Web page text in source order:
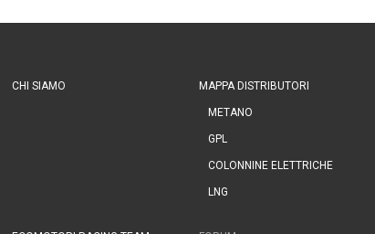
CHI SIAMO MAPPA DISTRIBUTORI
METANO
GPL
COLONNINE ELETTRICHE
LNG